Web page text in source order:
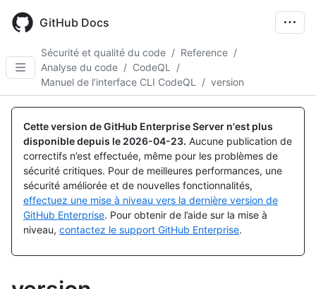
main
GitHub Docs
Sécurité et qualité du code / Reference /
Analyse du code / CodeQL
/
Manuel de l’interface CLI CodeQL
/ version
Cette version de GitHub Enterprise Server n'est plus
disponible depuis le 2026-04-23. Aucune publication de
correctifs n’est effectuée, même pour les problèmes de
sécurité critiques. Pour de meilleures performances, une
sécurité améliorée et de nouvelles fonctionnalités,
effectuez une mise à niveau vers la dernière version de
GitHub Enterprise. Pour obtenir de l’aide sur la mise à
niveau, contactez le support GitHub Enterprise.